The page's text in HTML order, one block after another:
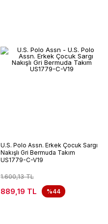
U.S. Polo Assn. Erkek Çocuk Sargı
Nakışlı Gri Bermuda Takım
US1779-C-V19
1.600,13 TL
889,19 TL %44